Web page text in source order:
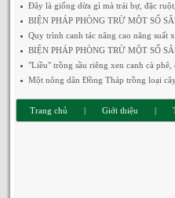
Đây là giống dừa gì mà trái bự, đặc
BIỆN PHÁP PHÒNG TRỪ MỘT SỐ
Quy trình canh tác nâng cao năng suất
BIỆN PHÁP PHÒNG TRỪ MỘT SỐ
"Liều" trồng sầu riêng xen canh cà
Một nông dân Đồng Tháp trồng loại
Trang chủ | Giới thiệu |